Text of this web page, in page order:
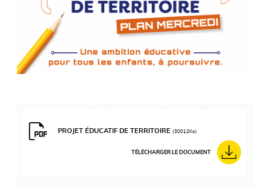
PROJET ÉDUCATIF DE TERRITOIRE(30012Ko)
TÉLÉCHARGER LE DOCUMENT